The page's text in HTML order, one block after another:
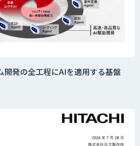
KISS』
開発の全工程にAIを適用する基盤